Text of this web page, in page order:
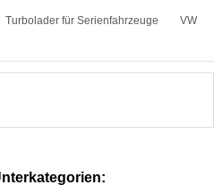
Turbolader für Serienfahrzeuge
VW